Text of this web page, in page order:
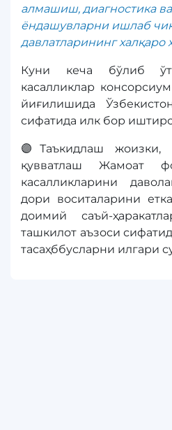
алмашиш, диагностика
ёндашувларни ишлаб
давлатларининг халқаро
Куни кеча бўлиб
касалликлар
йиғилишида
сифатида илк бор
🟣Таъкидлаш жоизки,
қувватлаш Жамоат
касалликларини
дори воситаларини
доимий саъй-
ташкилот аъзоси
тасаҳббусларни илгари